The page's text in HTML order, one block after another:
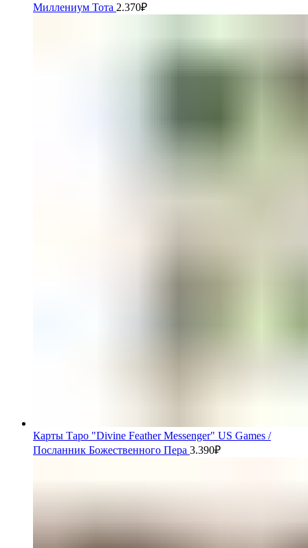
Миллениум Тота 2.370₽
Карты Таро "Divine Feather Messenger" US Games /
Посланник Божественного Пера 3.390₽